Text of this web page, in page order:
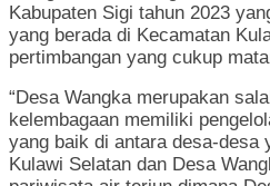
Kabupaten Sigi tahun 2023
yang berada di Kecamatan
pertimbangan yang cukup
“Desa Wangka merupakan
kelembagaan memiliki
yang baik di antara desa-desa
Kulawi Selatan dan Desa